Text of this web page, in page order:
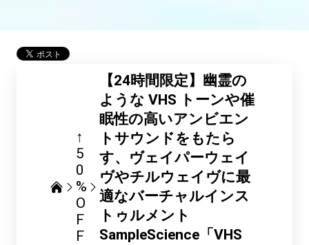
↑
5
0
%
O
F
F
【24時間限定】幽霊の
ような VHS トーンや催
眠性の高いアンビエン
トサウンドをもたら
す、ヴェイパーウェイ
ヴやチルウェイヴに最
適なバーチャルインス
トゥルメント
SampleScience「VHS